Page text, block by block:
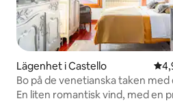
Lägenhet i Castello
Bo på de venetianska taken med
charmig terrass
En liten romantisk vind, med en